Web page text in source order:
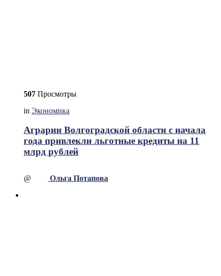
507 Просмотры
in Экономика
Аграрии Волгоградской области с начала
года привлекли льготные кредиты на 11
млрд рублей
@ Ольга Потапова